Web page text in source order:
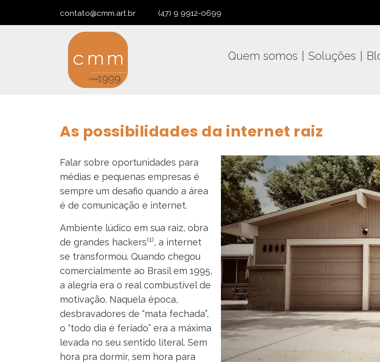
contato@cmm.art.br (47) 9 9912-0699
Quem somos Soluções
As possibilidades da internet raiz
Falar sobre oportunidades para
médias e pequenas empresas é
sempre um desafio quando a área
é de comunicação e internet.
Ambiente lúdico em sua raiz, obra
de grandes hackers(1), a internet
se transformou. Quando chegou
comercialmente ao Brasil em 1995,
a alegria era o real combustível de
motivação. Naquela época,
desbravadores de “mata fechada”,
o “todo dia é feriado” era a máxima
levada no seu sentido literal. Sem
hora pra dormir, sem hora para